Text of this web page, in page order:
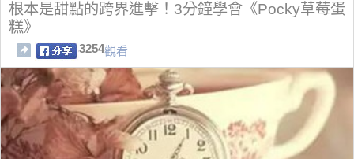
根本是甜點的跨界進擊！3分鐘學會《Pocky草莓蛋
糕》
3254觀看